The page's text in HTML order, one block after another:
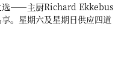
选——主厨Richard Ekkebus
。星期六及星期日供应四道